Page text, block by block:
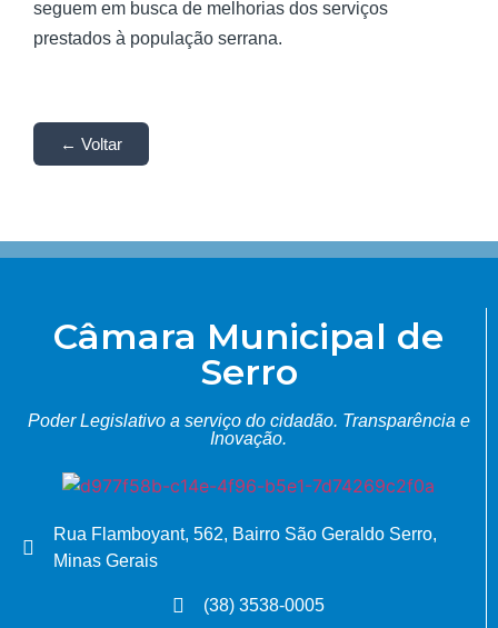
seguem em busca de melhorias dos serviços
prestados à população serrana.
← Voltar
Câmara Municipal de
Serro
Poder Legislativo a serviço do cidadão. Transparência e
Inovação.
Rua Flamboyant, 562, Bairro São Geraldo Serro,
Minas Gerais
(38) 3538-0005